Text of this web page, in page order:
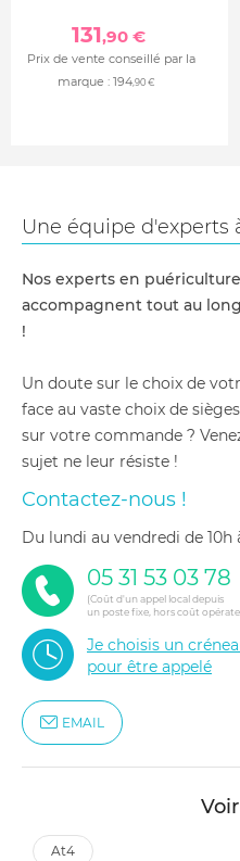
131,90 €
Prix de vente conseillé par la
marque : 194 ,90 €
Une équipe d'experts
Nos experts en
accompagnent tout au
!
Un doute sur le choix de
face au vaste choix de
sur votre commande ?
sujet ne leur résiste !
Contactez-nous !
du lundi au vendredi de 10h
05 31 53 03 78
(Coût d'un appel local depuis
un poste fixe, hors coût
Je choisis un
pour être appelé
EMAIL
at4